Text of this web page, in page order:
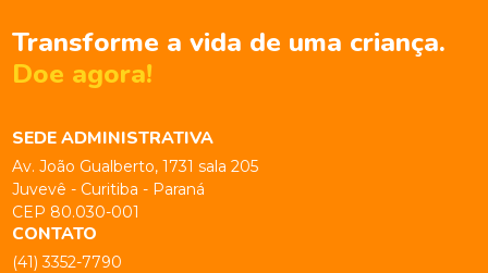
Transforme a vida de uma criança.
Doe agora!
SEDE ADMINISTRATIVA
Av. João Gualberto, 1731 sala 205
Juvevê - Curitiba - Paraná
CEP 80.030-001
CONTATO
(41) 3352-7790